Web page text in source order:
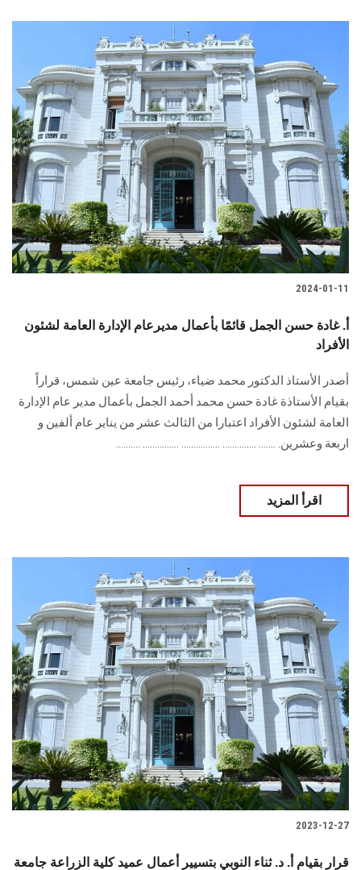
2024-01-11
أ. غادة حسن الجمل قائمًا بأعمال مديرعام الإدارة العامة لشئون
الأفراد
أصدر الأستاذ الدكتور محمد ضياء، رئيس جامعة عين شمس، قراراً
بقيام الأستاذة غادة حسن ‏محمد أحمد الجمل بأعمال مدير عام الإدارة
العامة لشئون الأفراد اعتبارا من الثالث عشر من ‏يناير عام ألفين و
اربعة وعشرين.‏ ....... .............. ................ ............... ..........
اقرأ المزيد
2023-12-27
قرار بقيام أ. د. ثناء النوبي بتسيير أعمال عميد كلية الزراعة جامعة